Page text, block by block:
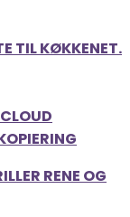
TIL KØKKENET.
RENE OG